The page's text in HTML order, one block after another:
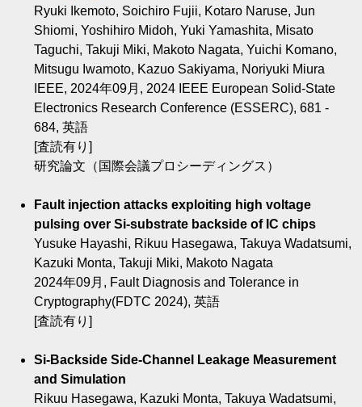
Ryuki Ikemoto, Soichiro Fujii, Kotaro Naruse, Jun
Shiomi, Yoshihiro Midoh, Yuki Yamashita, Misato
Taguchi, Takuji Miki, Makoto Nagata, Yuichi Komano,
Mitsugu Iwamoto, Kazuo Sakiyama, Noriyuki Miura
IEEE, 2024年09月, 2024 IEEE European Solid-State
Electronics Research Conference (ESSERC), 681 -
684, 英語
[査読有り]
研究論文（国際会議プロシーディングス）
Fault injection attacks exploiting high voltage
pulsing over Si-substrate backside of IC chips
Yusuke Hayashi, Rikuu Hasegawa, Takuya Wadatsumi,
Kazuki Monta, Takuji Miki, Makoto Nagata
2024年09月, Fault Diagnosis and Tolerance in
Cryptography(FDTC 2024), 英語
[査読有り]
Si-Backside Side-Channel Leakage Measurement
and Simulation
Rikuu Hasegawa, Kazuki Monta, Takuya Wadatsumi,